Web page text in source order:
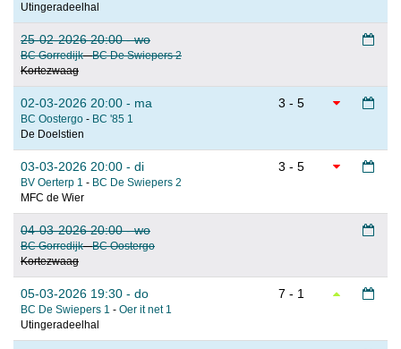
Utingeradeelhal
25-02-2026 20:00 - wo
BC Gorredijk-BC De Swiepers 2
Kortezwaag
02-03-2026 20:00 - ma
BC Oostergo - BC '85 1
De Doelstien
3 - 5
03-03-2026 20:00 - di
BV Oerterp 1 - BC De Swiepers 2
MFC de Wier
3 - 5
04-03-2026 20:00 - wo
BC Gorredijk-BC Oostergo
Kortezwaag
05-03-2026 19:30 - do
BC De Swiepers 1 - Oer it net 1
Utingeradeelhal
7 - 1